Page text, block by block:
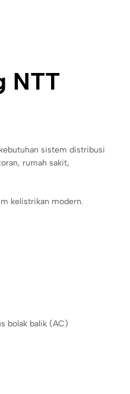
NTT
sistem distribusi
rumah sakit,
kelistrikan modern.
bolak balik (AC)